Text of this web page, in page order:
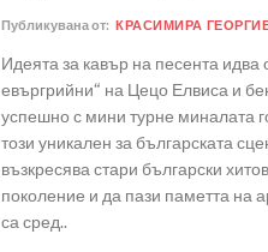
Публикувана от: КРАСИМИРА
Идеята за кавър на песента идва
евъргрийни“ на Цецо Елвиса и
успешно с мини турне миналата
този уникален за българската
възкресява стари български
поколение и да пази паметта на
са сред..